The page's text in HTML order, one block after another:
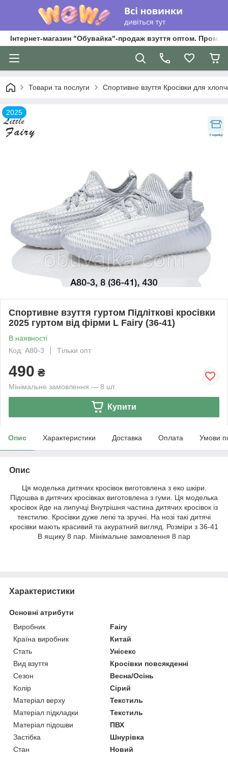
Інтернет-магазин "Обувайка"-продаж взуття оптом.
Товари та послуги Спортивне взуття Кросівки для
2025
Спортивне взуття гуртом Підліткові кросівки
2025 гуртом від фірми L Fairy (36-41)
В наявності
Код: A80-3
Тільки опт
490 ₴
Мінімальне замовлення — 8 шт.
Купити
Опис Характеристики Доставка Оплата Умови
Опис
Ця моделька дитячих кросівок виготовлена з еко шкіри.
Підошва в дитячих кросівках виготовлена з гуми. Ця моделька
кросівок йде на липучці Внутрішня частина дитячих кросівок із
текстилю. Кросівки дуже легкі та зручні. На нозі такі дитячі
кросівки мають красивий та акуратний вигляд. Розміри з 36-41
В ящику 8 пар. Мінімальне замовлення 8 пар
Характеристики
Основні атрибути
Виробник
Fairy
Країна виробник
Китай
Стать
Унісекс
Вид взуття
Кросівки повсякденні
Сезон
Весна/Осінь
Колір
Сірий
Матеріал верху
Текстиль
Матеріал підкладки
Текстиль
Матеріал підошви
ПВХ
Застібка
Шнурівка
Стан
Новий